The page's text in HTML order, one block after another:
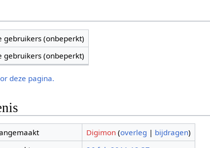
gebruikers (onbeperkt)
gebruikers (onbeperkt)
deze pagina.
Digimon (overleg | bijdragen)